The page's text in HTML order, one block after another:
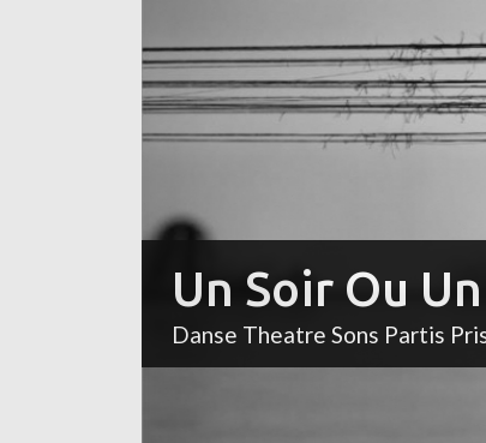
Un Soir Ou
Danse Theatre Sons Partis